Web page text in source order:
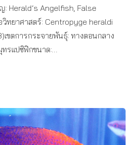
: Herald’s Angelfish, False
ทยาศาสตร์: Centropyge heraldi
เขตการกระจายพันธุ์: ทางตอนกลาง
รแปซิฟิกขนาด:…